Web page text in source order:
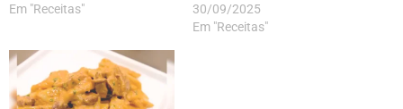
Em "Receitas"
30/09/2025
Em "Receitas"